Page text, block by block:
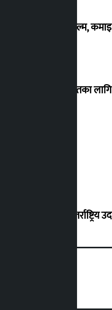
कमाउने सातौं नेपाली फिल्म,
कोइराला निवास मर्मतका
कार्यक्रम सफल भए अन्तर्राष्ट्रिय